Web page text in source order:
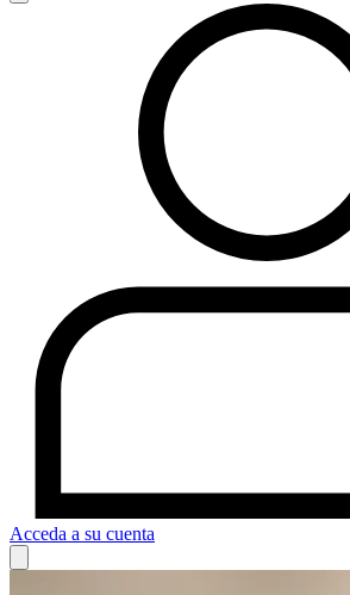
Acceda a su cuenta